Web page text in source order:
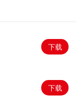
以升级，最高升级
升，但是细胞是会被
果有一方将足够多的
下载
下载